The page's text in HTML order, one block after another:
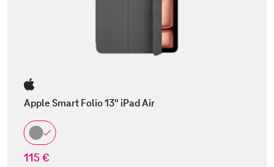
Apple Smart Folio 13" iPad Air
115 €